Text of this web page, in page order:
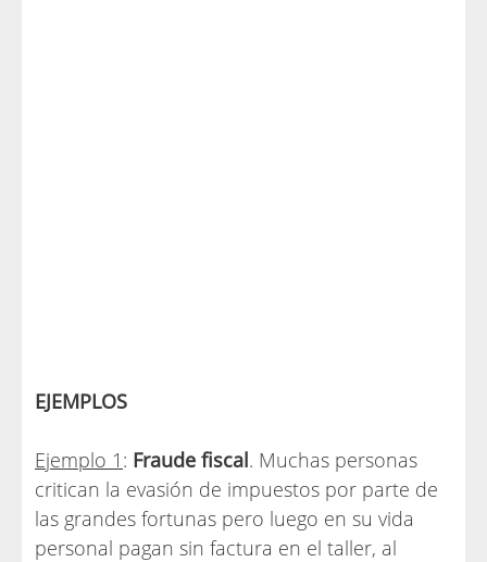
EJEMPLOS
Ejemplo 1 : Fraude fiscal. Muchas personas
critican la evasión de impuestos por parte de
las grandes fortunas pero luego en su vida
personal pagan sin factura en el taller, al